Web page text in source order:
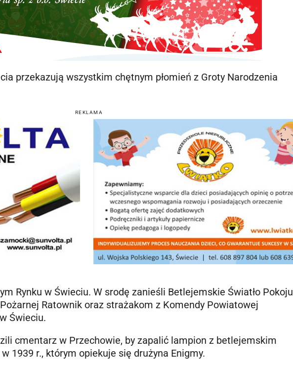
przekazują wszystkim chętnym płomień z Groty Narodzenia
REKLAMA
Rynku w Świeciu. W srodę zanieśli Betlejemskie Światło Pokoju
Ratownik oraz strażakom z Komendy Powiatowej
Świeciu.
cmentarz w Przechowie, by zapalić lampion z betlejemskim
1939 r., którym opiekuje się drużyna Enigmy.